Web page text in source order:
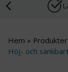
Hem » Produkter
Höj- och